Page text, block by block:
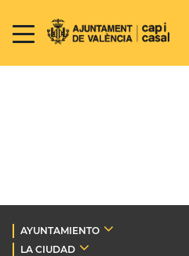
AYUNTAMIENTO
LA CIUDAD